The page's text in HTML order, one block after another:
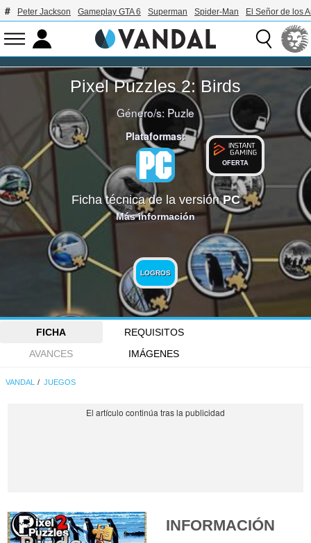
Peter Jackson Gameplay GTA 6 Superman Spider-Man El Señor de los
Pixel Puzzles 2: Birds
Género/s: Puzle
Plataformas:
OFERTA
Ficha técnica de la versiónPC
Más información
LOGROS
FICHA
REQUISITOS
AVANCES
IMÁGENES
VANDAL JUEGOS
INFORMACIÓN